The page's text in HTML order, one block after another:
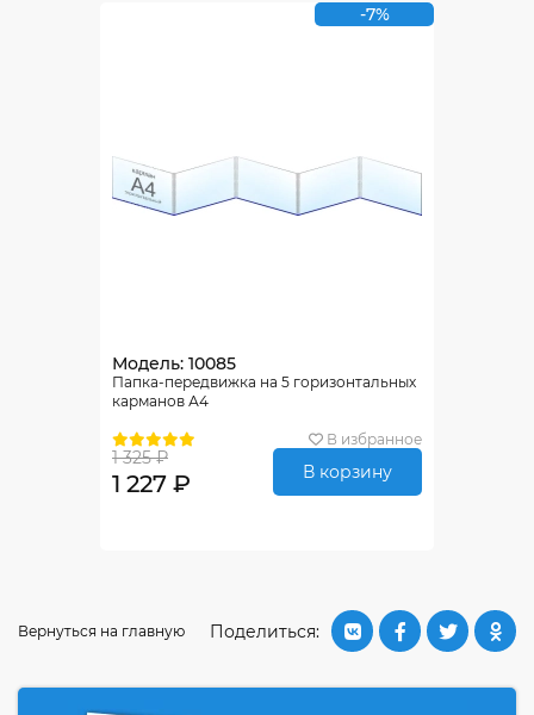
-7%
Модель: 10085
Папка-передвижка на 5 горизонтальных
карманов А4
В избранное
1 325 ₽
1 227 ₽ В корзину
Поделиться:
Вернуться на главную